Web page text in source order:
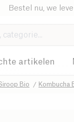
Bestel nu, we
artikelen
Bio Kombucha